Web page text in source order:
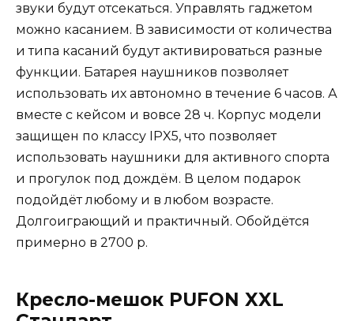
звуки будут отсекаться. Управлять гаджетом
можно касанием. В зависимости от количества
и типа касаний будут активироваться разные
функции. Батарея наушников позволяет
использовать их автономно в течение 6 часов. А
вместе с кейсом и вовсе 28 ч. Корпус модели
защищен по классу IPX5, что позволяет
использовать наушники для активного спорта
и прогулок под дождём. В целом подарок
подойдёт любому и в любом возрасте.
Долгоиграющий и практичный. Обойдётся
примерно в 2700 р.
Кресло-мешок PUFON XXL